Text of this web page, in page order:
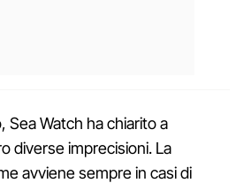
Sea Watch ha chiarito a
diverse imprecisioni. La
avviene sempre in casi di